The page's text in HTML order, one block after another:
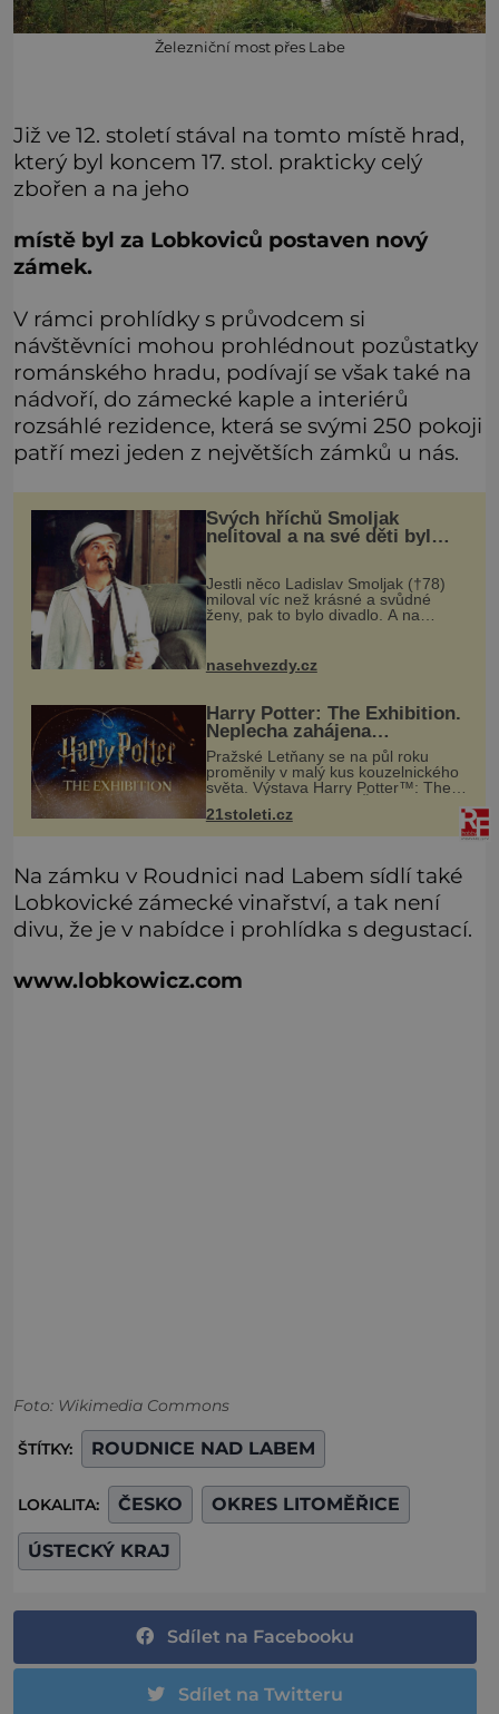
Železniční most přes Labe
Již ve 12. století stával na tomto místě hrad,
který byl koncem 17. stol. prakticky celý
zbořen a na jeho
místě byl za Lobkoviců postaven nový
zámek.
V rámci prohlídky s průvodcem si
návštěvníci mohou prohlédnout pozůstatky
románského hradu, podívají se však také na
nádvoří, do zámecké kaple a interiérů
rozsáhlé rezidence, která se svými 250 pokoji
patří mezi jeden z největších zámků u nás.
Svých hříchů Smoljak
nelitoval a na své děti byl
velmi pyšný
Jestli něco Ladislav Smoljak (†78)
miloval víc než krásné a svůdné
ženy, pak to bylo divadlo. A na
dní před tím, než odešel do
uměleckého nebe. Kdysi někdo z
přátel
nasehvezdy.cz
Harry Potter: The Exhibition.
Neplecha zahájena…
Pražské Letňany se na půl roku
proměnily v malý kus kouzelnického
světa. Výstava Harry Potter™: The
originální filmové kostýmy a rekvizity,
Bradavice, Hagridovu chýši i uč
21stoleti.cz
Na zámku v Roudnici nad Labem sídlí také
Lobkovické zámecké vinařství, a tak není
divu, že je v nabídce i prohlídka s degustací.
www.lobkowicz.com
Foto: Wikimedia Commons
ŠTÍTKY: ROUDNICE NAD LABEM
LOKALITA: ČESKO OKRES LITOMĚŘICE
ÚSTECKÝ KRAJ
Sdílet na Facebooku
Sdílet na Twitteru